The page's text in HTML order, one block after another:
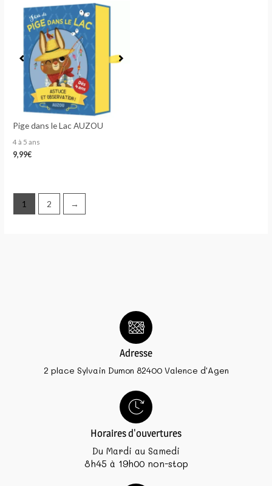
Pige dans le Lac AUZOU
4 à 5 ans
9,99€
1 2 →
Adresse
2 place Sylvain Dumon 82400 Valence d'Agen
Horaires d'ouvertures
Du Mardi au Samedi
8h45 à 19h00 non-stop